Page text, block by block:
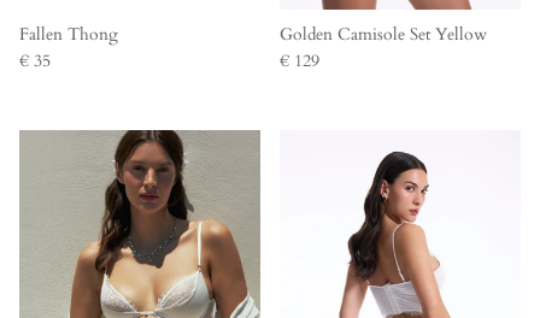
Fallen Thong
€ 35
Golden Camisole Set Yellow
€ 129